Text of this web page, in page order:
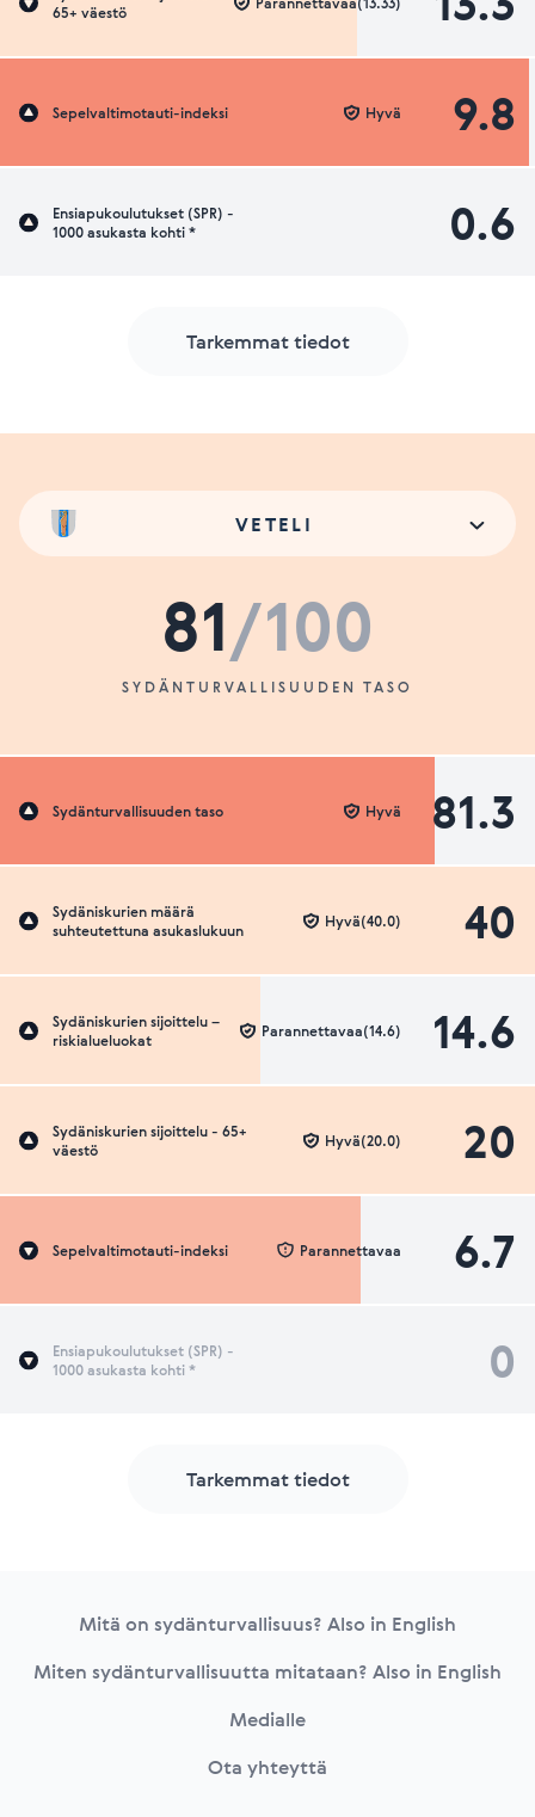
65+ väestö
Sepelvaltimotauti-indeksi 9.8
Hyvä
Ensiapukoulutukset (SPR) -
1000 asukasta kohti *
0.6
Tarkemmat tiedot
VETELI
81/100
SYDÄNTURVALLISUUDEN TASO
Sydänturvallisuuden taso 81.3
Hyvä
Sydäniskurien määrä
suhteutettuna asukaslukuun
40
Hyvä(40.0)
Sydäniskurien sijoittelu –
riskialueluokat
14.6
Parannettavaa(14.6)
Sydäniskurien sijoittelu - 65+
väestö
20
Hyvä(20.0)
Sepelvaltimotauti-indeksi 6.7
Parannettavaa
Ensiapukoulutukset (SPR) -
1000 asukasta kohti *
0
Tarkemmat tiedot
Mitä on sydänturvallisuus? Also in English
Miten sydänturvallisuutta mitataan? Also in English
Medialle
Ota yhteyttä